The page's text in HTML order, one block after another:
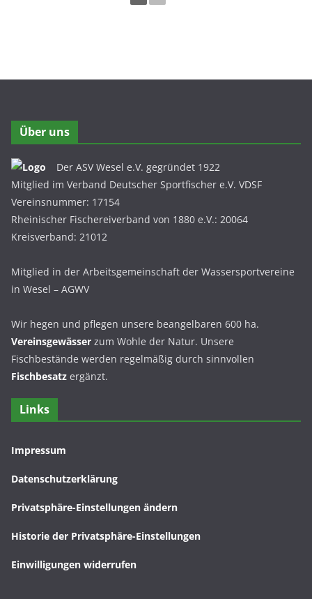
Über uns
Der ASV Wesel e.V. gegründet 1922
Mitglied im Verband Deutscher Sportfischer e.V. VDSF
Vereinsnummer: 17154
Rheinischer Fischereiverband von 1880 e.V.: 20064
Kreisverband: 21012
Mitglied in der Arbeitsgemeinschaft der Wassersportvereine
in Wesel – AGWV
Wir hegen und pflegen unsere beangelbaren 600 ha.
Vereinsgewässer zum Wohle der Natur. Unsere
Fischbestände werden regelmäßig durch sinnvollen
Fischbesatz ergänzt.
Links
Impressum
Datenschutzerklärung
Privatsphäre-Einstellungen ändern
Historie der Privatsphäre-Einstellungen
Einwilligungen widerrufen